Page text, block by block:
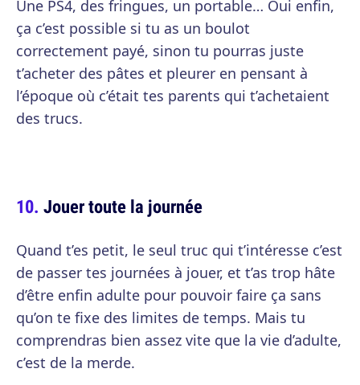
Une PS4, des fringues, un portable… Oui enfin,
ça c’est possible si tu as un boulot
correctement payé, sinon tu pourras juste
t’acheter des pâtes et pleurer en pensant à
l’époque où c’était tes parents qui t’achetaient
des trucs.
Jouer toute la journée
Quand t’es petit, le seul truc qui t’intéresse c’est
de passer tes journées à jouer, et t’as trop hâte
d’être enfin adulte pour pouvoir faire ça sans
qu’on te fixe des limites de temps. Mais tu
comprendras bien assez vite que la vie d’adulte,
c’est de la merde.